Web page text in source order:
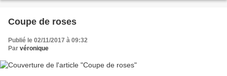
Coupe de roses
Publié le 02/11/2017 à 09:32
Par véronique